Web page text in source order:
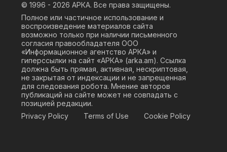
© 1996 - 2026 АРКА. Все права защищены.
Полное или частичное использование и
воспроизведение материалов сайта
возможно только при наличии письменного
согласия правообладателя ООО
«Информационное агентство АРКА» и
гиперссылки на сайт «АРКА» (arka.am). Ссылка
должна быть прямая, активная, нескриптовая,
не закрытая от индексации и не запрещенная
для следования робота. Мнение авторов
публикаций на сайте может не совпадать с
позицией редакции.
Privacy Policy
Terms of Use Cookie Policy